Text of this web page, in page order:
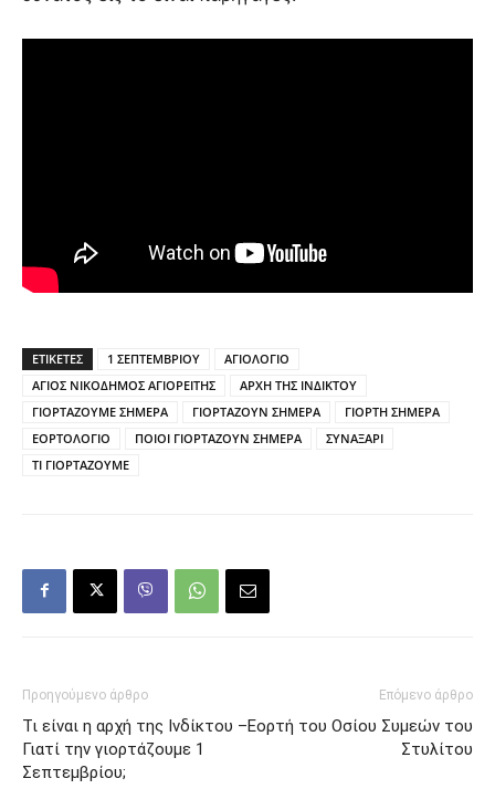
ΕΤΙΚΕΤΕΣ 1 ΣΕΠΤΕΜΒΡΙΟΥ
ΑΓΙΟΛΟΓΙΟ
ΑΓΙΟΣ ΝΙΚΟΔΗΜΟΣ ΑΓΙΟΡΕΙΤΗΣ
ΑΡΧΗ ΤΗΣ ΙΝΔΙΚΤΟΥ
ΓΙΟΡΤΑΖΟΥΜΕ ΣΗΜΕΡΑ
ΓΙΟΡΤΑΖΟΥΝ ΣΗΜΕΡΑ
ΓΙΟΡΤΗ ΣΗΜΕΡΑ
ΕΟΡΤΟΛΟΓΙΟ
ΠΟΙΟΙ ΓΙΟΡΤΑΖΟΥΝ ΣΗΜΕΡΑ
ΣΥΝΑΞΑΡΙ
ΤΙ ΓΙΟΡΤΑΖΟΥΜΕ
Προηγούμενο άρθρο
Τι είναι η αρχή της Ινδίκτου –
Γιατί την γιορτάζουμε 1
Σεπτεμβρίου;
Επόμενο άρθρο
Εορτή του Οσίου Συμεών του
Στυλίτου